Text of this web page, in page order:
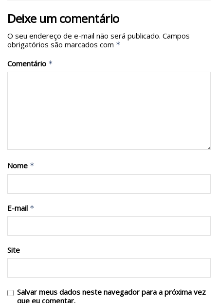
Deixe um comentário
O seu endereço de e-mail não será publicado. Campos
obrigatórios são marcados com *
Comentário *
Nome *
E-mail *
Site
Salvar meus dados neste navegador para a próxima vez
que eu comentar.